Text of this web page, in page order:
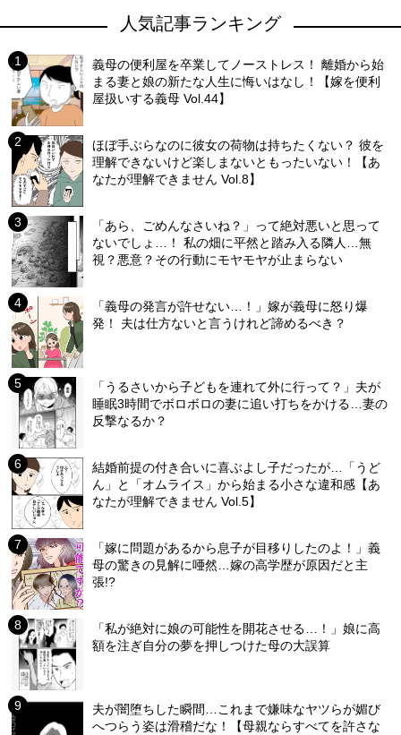
人気記事ランキング
義母の便利屋を卒業してノーストレス！ 離婚から始
まる妻と娘の新たな人生に悔いはなし！【嫁を便利
屋扱いする義母 Vol.44】
ほぼ手ぶらなのに彼女の荷物は持ちたくない？ 彼を
理解できないけど楽しまないともったいない！【あ
なたが理解できません Vol.8】
「あら、ごめんなさいね？」って絶対悪いと思って
ないでしょ…！ 私の畑に平然と踏み入る隣人…無
視？悪意？その行動にモヤモヤが止まらない
「義母の発言が許せない…！」嫁が義母に怒り爆
発！ 夫は仕方ないと言うけれど諦めるべき？
「うるさいから子どもを連れて外に行って？」夫が
睡眠3時間でボロボロの妻に追い打ちをかける…妻の
反撃なるか？
結婚前提の付き合いに喜ぶよし子だったが…「うど
ん」と「オムライス」から始まる小さな違和感【あ
なたが理解できません Vol.5】
「嫁に問題があるから息子が目移りしたのよ！」義
母の驚きの見解に唖然…嫁の高学歴が原因だと主
張!?
「私が絶対に娘の可能性を開花させる…！」娘に高
額を注ぎ自分の夢を押しつけた母の大誤算
夫が闇堕ちした瞬間…これまで嫌味なヤツらが媚び
へつらう姿は滑稽だな！【母親ならすべてを許さな